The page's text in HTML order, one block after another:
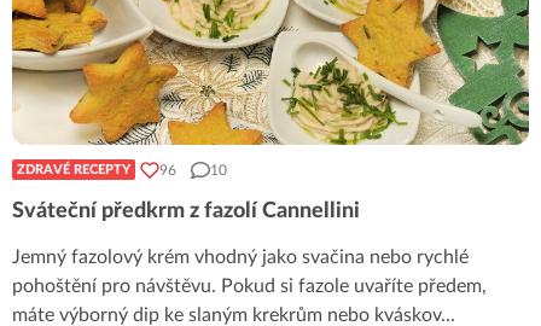
ZDRAVÉ RECEPTY 96 10
Sváteční předkrm z fazolí Cannellini
Jemný fazolový krém vhodný jako svačina nebo rychlé
pohoštění pro návštěvu. Pokud si fazole uvaříte předem,
máte výborný dip ke slaným krekrům nebo kváskov...